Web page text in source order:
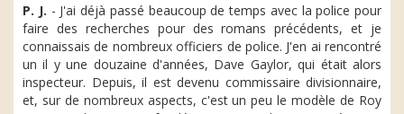
P. J. - J'ai déjà passé beaucoup de temps avec la police pour
faire des recherches pour des romans précédents, et je
connaissais de nombreux officiers de police. J'en ai rencontré
un il y une douzaine d'années, Dave Gaylor, qui était alors
inspecteur. Depuis, il est devenu commissaire divisionnaire,
et, sur de nombreux aspects, c'est un peu le modèle de Roy